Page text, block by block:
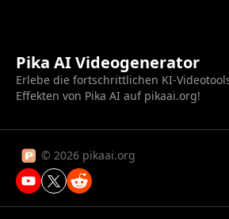
Pika AI Videogenerator
Erlebe die fortschrittlichen KI-
Effekten von Pika AI auf pikaai.org!
© 2026 pikaai.org